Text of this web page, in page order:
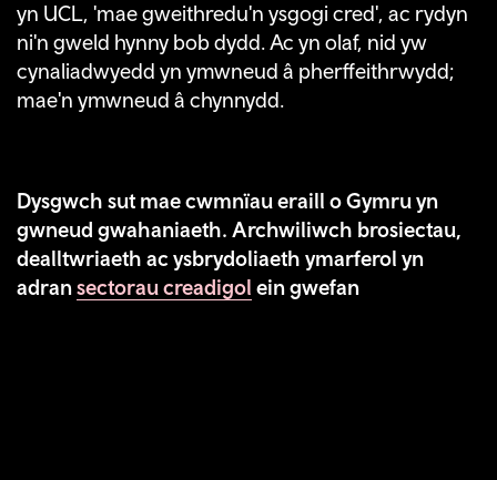
yn UCL, 'mae gweithredu'n ysgogi cred', ac rydyn
ni'n gweld hynny bob dydd. Ac yn olaf, nid yw
cynaliadwyedd yn ymwneud â pherffeithrwydd;
mae'n ymwneud â chynnydd.
Dysgwch sut mae cwmnïau eraill o Gymru yn
gwneud gwahaniaeth. Archwiliwch brosiectau,
dealltwriaeth ac ysbrydoliaeth ymarferol yn
adransectorau creadigol ein gwefan